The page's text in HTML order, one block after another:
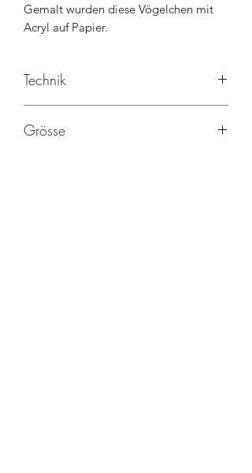
Gemalt wurden diese Vögelchen mit
Acryl auf Papier.
Technik
Grösse